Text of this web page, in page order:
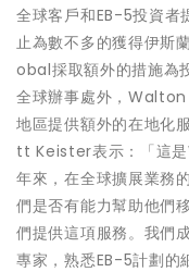
全球客戶和EB-5投資者
止為數不多的獲得伊斯
obal採取額外的措施為
全球辦事處外，
地區提供額外的在地
tt Keister表示：「這
年來，在全球擴展業務
們是否有能力幫助他們
們提供這項服務。我們
專家，熟悉EB-5計劃的